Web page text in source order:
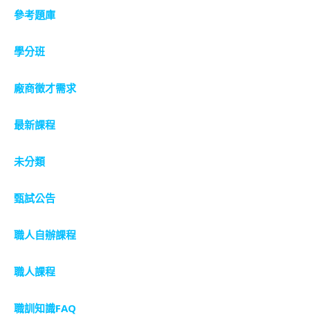
參考題庫
學分班
廠商徵才需求
最新課程
未分類
甄試公告
職人自辦課程
職人課程
職訓知識FAQ